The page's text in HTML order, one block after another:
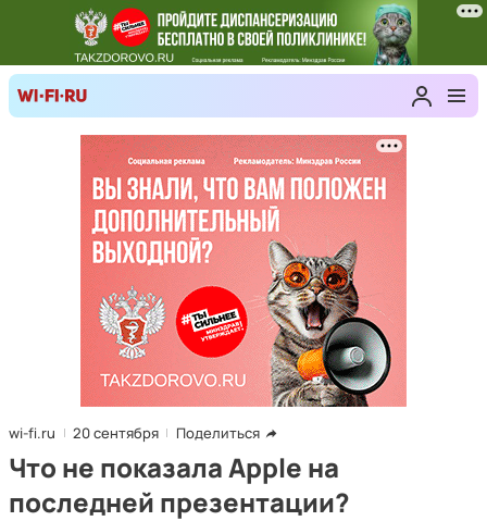
wi-fi.ru 20 сентября Поделиться
Что не показала Apple на
последней презентации?